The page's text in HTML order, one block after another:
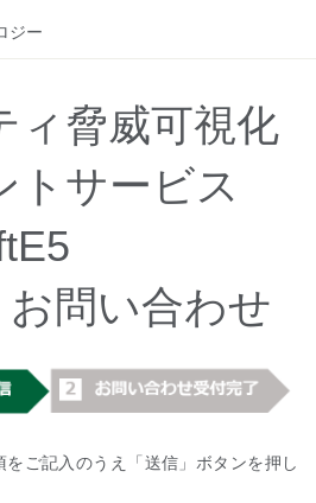
ィ脅威可視化
トサービス
問い合わせ
ご記入のうえ「送信」ボタンを押し